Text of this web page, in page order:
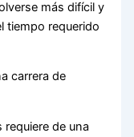
más difícil y
tiempo requerido
carrera de
requiere de una